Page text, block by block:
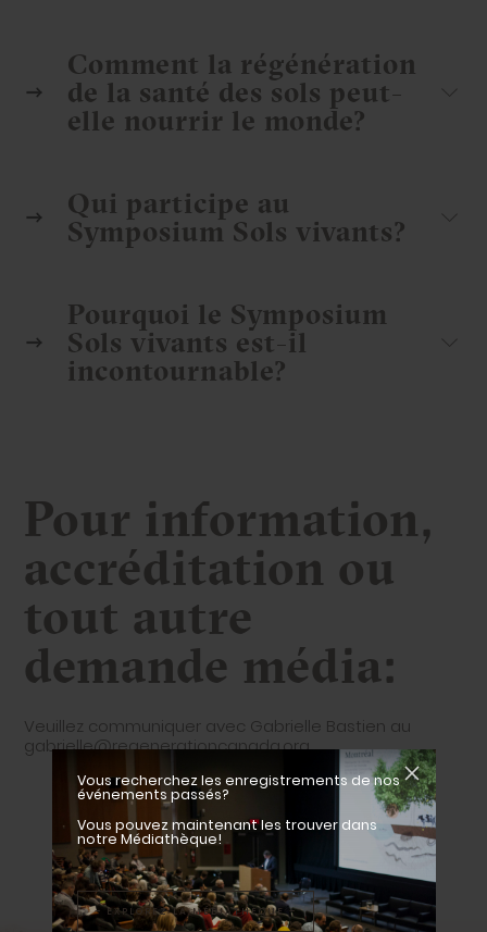
Comment la régénération
de la santé des sols peut-
elle nourrir le monde?
Qui participe au
Symposium Sols vivants?
Pourquoi le Symposium
Sols vivants est-il
incontournable?
Pour information,
accréditation ou
tout autre
demande média:
Veuillez communiquer avec Gabrielle Bastien au
gabrielle@regenerationcanada.org
Vous recherchez les enregistrements de nos
événements passés?
Vous pouvez maintenant les trouver dans
notre Médiathèque!
– EXPLOREZ LA MÉDIATHÈQUE –